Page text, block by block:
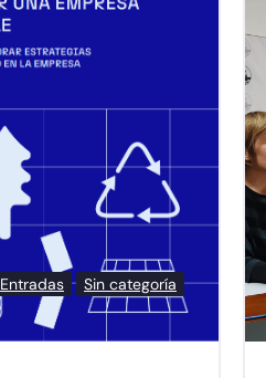
Entradas Sin categoría